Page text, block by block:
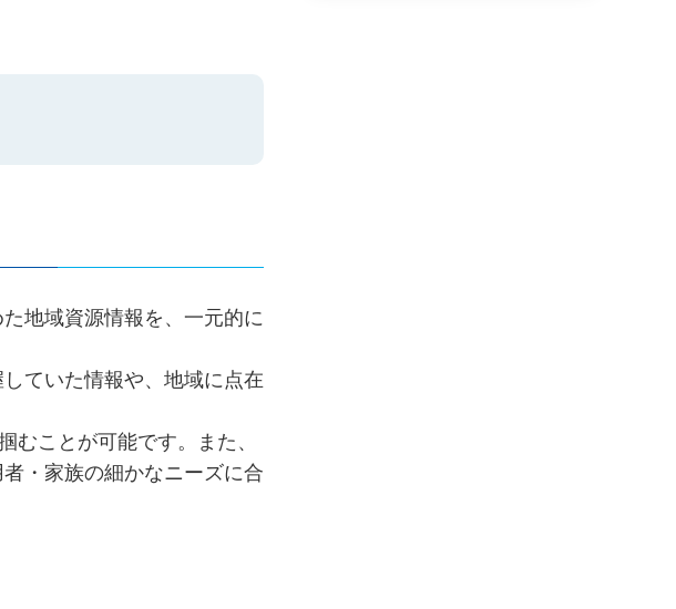
地域資源情報を、一元的に
ていた情報や、地域に点在
むことが可能です。また、
・家族の細かなニーズに合